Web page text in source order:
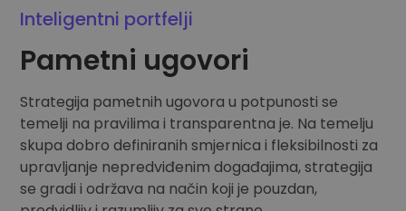
Više od 300 kriptovaluta
Pronađite mogućnosti ulaganja
Nedavno dodani
Novi tokeni dodani na Kriptomat
Da ste investirali 100 eura u…
Kupite i prodajte kriptovalute
Kupite preko 300 kriptovaluta
Razmjenite kriptovalute
Više od 1000 parova
Inteligentni portfelji
Pametni ugovori
Strategija pametnih ugovora u potpunosti se
temelji na pravilima i transparentna je. Na temelju
skupa dobro definiranih smjernica i fleksibilnosti za
upravljanje nepredviđenim događajima, strategija
se gradi i održava na način koji je pouzdan,